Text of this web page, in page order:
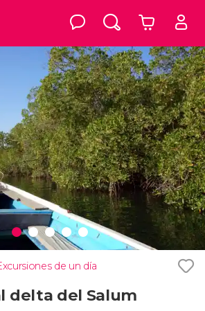
de un día
delta del Salum